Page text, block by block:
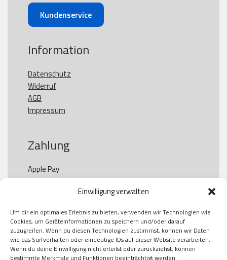
Einwilligung verwalten
Um dir ein optimales Erlebnis zu bieten, verwenden wir Technologien wie
Cookies, um Geräteinformationen zu speichern und/oder darauf
zuzugreifen. Wenn du diesen Technologien zustimmst, können wir Daten
wie das Surfverhalten oder eindeutige IDs auf dieser Website verarbeiten.
Wenn du deine Einwilligung nicht erteilst oder zurückziehst, können
bestimmte Merkmale und Funktionen beeinträchtigt werden.
Kundenservice
Information
Datenschutz
Widerruf
AGB
Impressum
Zahlung
Apple Pay
Paypal
Kauf auf Rechung
Klarna
American Express